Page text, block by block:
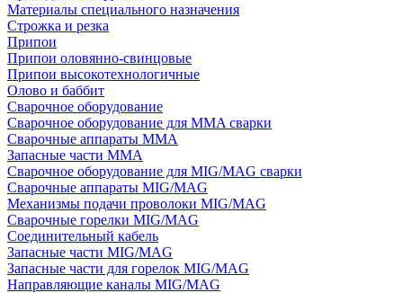
Материалы специального назначения
Строжка и резка
Припои
Припои оловянно-свинцовые
Припои высокотехнологичные
Олово и баббит
Сварочное оборудование
Сварочное оборудование для MMA сварки
Сварочные аппараты MMA
Запасные части MMA
Сварочное оборудование для MIG/MAG сварки
Сварочные аппараты MIG/MAG
Механизмы подачи проволоки MIG/MAG
Сварочные горелки MIG/MAG
Соединительный кабель
Запасные части MIG/MAG
Запасные части для горелок MIG/MAG
Направляющие каналы MIG/MAG